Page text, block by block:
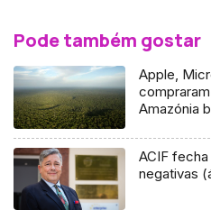
Pode também gostar
Apple,
Amazónia
ACIF
negativas